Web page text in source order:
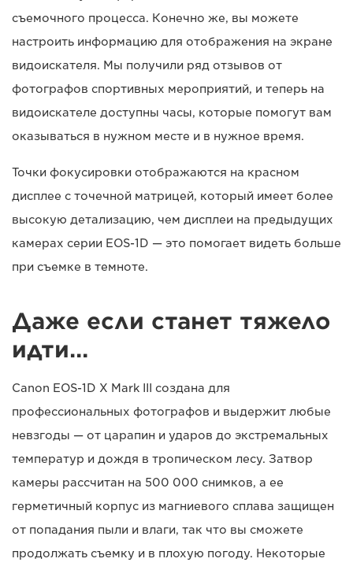
съемочного процесса. Конечно же, вы можете
настроить информацию для отображения на экране
видоискателя. Мы получили ряд отзывов от
фотографов спортивных мероприятий, и теперь на
видоискателе доступны часы, которые помогут вам
оказываться в нужном месте и в нужное время.
Точки фокусировки отображаются на красном
дисплее с точечной матрицей, который имеет более
высокую детализацию, чем дисплеи на предыдущих
камерах серии EOS-1D — это помогает видеть больше
при съемке в темноте.
Даже если станет тяжело
идти…
Canon EOS-1D X Mark III создана для
профессиональных фотографов и выдержит любые
невзгоды — от царапин и ударов до экстремальных
температур и дождя в тропическом лесу. Затвор
камеры рассчитан на 500 000 снимков, а ее
герметичный корпус из магниевого сплава защищен
от попадания пыли и влаги, так что вы сможете
продолжать съемку и в плохую погоду. Некоторые